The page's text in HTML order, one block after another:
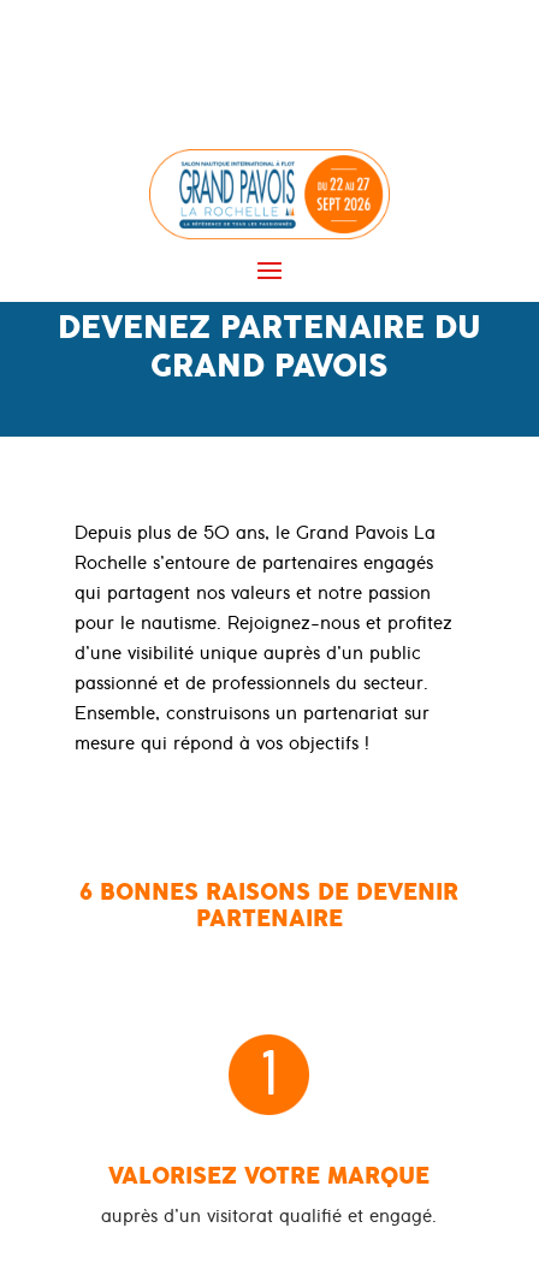
DEVENEZ PARTENAIRE DU
GRAND PAVOIS
Depuis plus de 50 ans, le Grand Pavois La
Rochelle s’entoure de partenaires engagés
qui partagent nos valeurs et notre passion
pour le nautisme. Rejoignez-nous et profitez
d’une visibilité unique auprès d’un public
passionné et de professionnels du secteur.
Ensemble, construisons un partenariat sur
mesure qui répond à vos objectifs !
6 BONNES RAISONS DE DEVENIR
PARTENAIRE
1
VALORISEZ VOTRE MARQUE
auprès d’un visitorat qualifié et engagé.